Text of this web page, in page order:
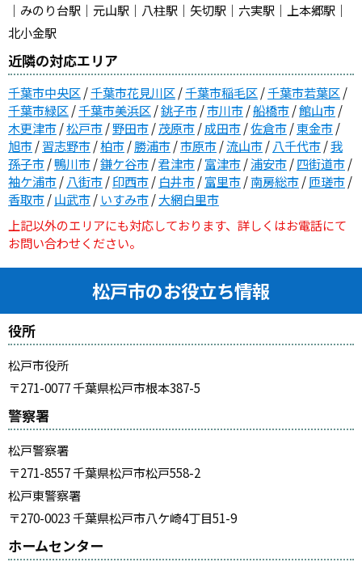
｜みのり台駅｜元山駅｜八柱駅｜矢切駅｜六実駅｜上本郷駅｜
北小金駅
近隣の対応エリア
千葉市中央区/千葉市花見川区/千葉市稲毛区/千葉市若葉区/
千葉市緑区/千葉市美浜区/銚子市/市川市/船橋市/館山市/
木更津市/松戸市/野田市/茂原市/成田市/佐倉市/東金市/
旭市/習志野市/柏市/勝浦市/市原市/流山市/ 八千代市/我
孫子市/鴨川市/鎌ケ谷市/君津市/富津市/浦安市/四街道市/
袖ケ浦市/ 八街市/印西市/ 白井市/富里市/南房総市/匝瑳市/
香取市/山武市/ いすみ市/大網白里市
上記以外のエリアにも対応しております、詳しくはお電話にて
お問い合わせください。
松戸市のお役立ち情報
役所
松戸市役所
〒271-0077 千葉県松戸市根本387-5
警察署
松戸警察署
〒271-8557 千葉県松戸市松戸558-2
松戸東警察署
〒270-0023 千葉県松戸市八ケ崎4丁目51-9
ホームセンター